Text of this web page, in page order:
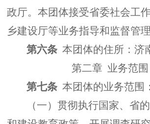
政厅。本团体接受省委社会工
乡建设厅等业务指导和监督管理
第六条 本团体的住所：济
第二章 业务范围
第七条 本团体的业务范围：
（一）贯彻执行国家、省